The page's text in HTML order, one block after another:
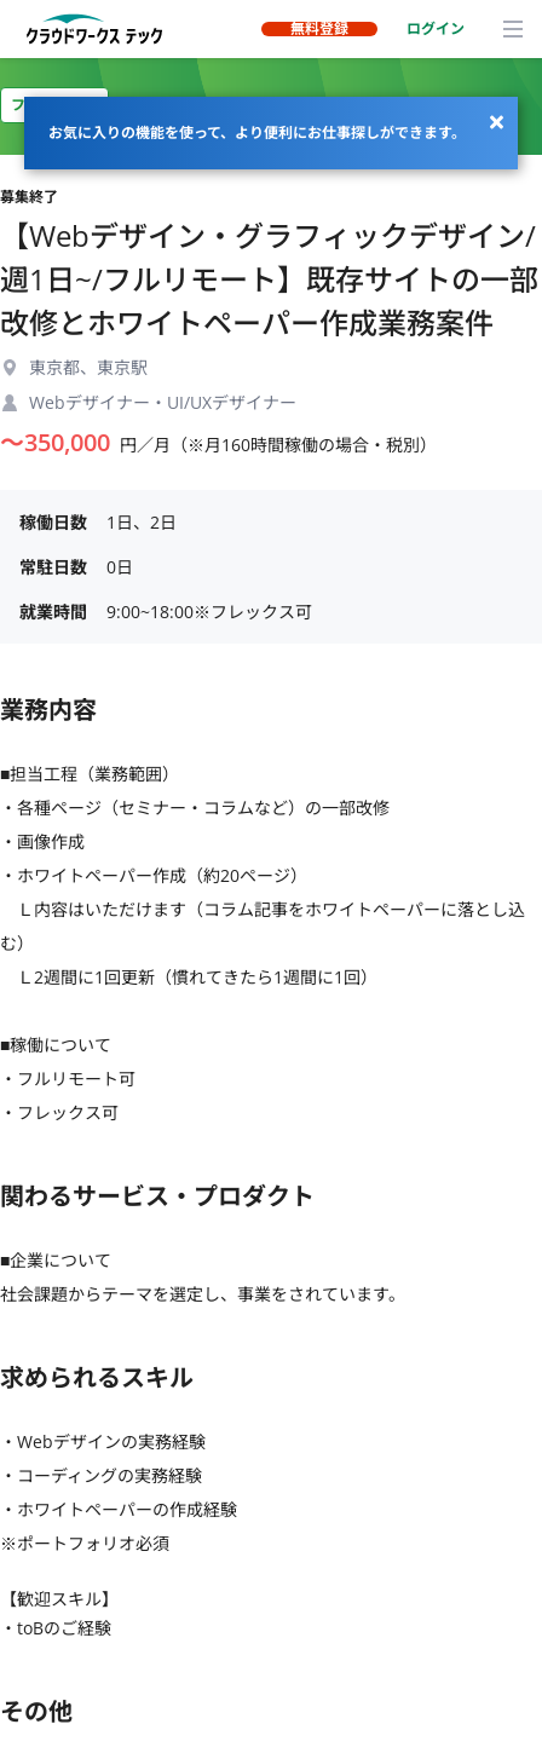
無料登録 ログイン
お気に入りの機能を使って、より便利にお仕事探しができます。
フルリモート
募集終了
【Webデザイン・グラフィックデザイン/
週1日~/フルリモート】既存サイトの一部
改修とホワイトペーパー作成業務案件
東京都、東京駅
Webデザイナー・UI/UXデザイナー
〜350,000 円／月（※月160時間稼働の場合・税別）
稼働日数
1日、2日
常駐日数
0日
就業時間
9:00~18:00※フレックス可
業務内容
■担当工程（業務範囲）
・各種ページ（セミナー・コラムなど）の一部改修
・画像作成
・ホワイトペーパー作成（約20ページ）
Ｌ内容はいただけます（コラム記事をホワイトペーパーに落とし込
む）
Ｌ2週間に1回更新（慣れてきたら1週間に1回）
■稼働について
・フルリモート可
・フレックス可
関わるサービス・プロダクト
■企業について
社会課題からテーマを選定し、事業をされています。
求められるスキル
・Webデザインの実務経験
・コーディングの実務経験
・ホワイトペーパーの作成経験
※ポートフォリオ必須
【歓迎スキル】
・toBのご経験
その他